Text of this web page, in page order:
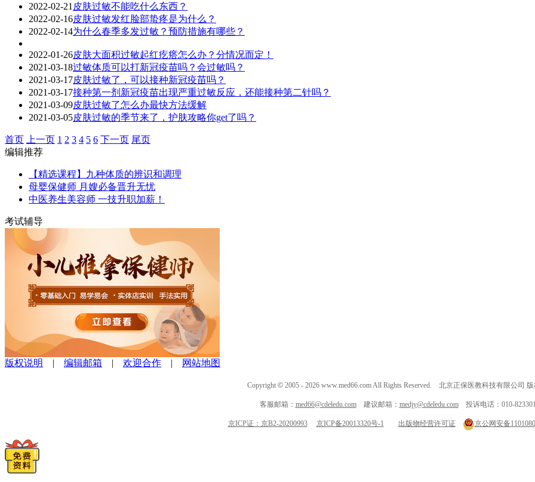
2022-02-21 皮肤过敏不能吃什么东西？
2022-02-16皮肤过敏发红脸部蛰疼是为什么？
2022-02-14为什么春季多发过敏？预防措施有哪些？
2022-01-26皮肤大面积过敏起红疙瘩怎么办？分情况而定！
2021-03-18过敏体质可以打新冠疫苗吗？会过敏吗？
2021-03-17​皮肤过敏了，可以接种新冠疫苗吗？
2021-03-17接种第一剂新冠疫苗出现严重过敏反应，还能接种第二针吗？
2021-03-09皮肤过敏了怎么办最快方法缓解
2021-03-05皮肤过敏的季节来了，护肤攻略你get了吗？
首页 上一页 1 2 3 4 5 6 下一页 尾页
编辑推荐
【精选课程】九种体质的辨识和调理
母婴保健师 月嫂必备晋升无忧
中医养生美容师 一技升职加薪！
考试辅导
版权说明 | 编辑邮箱 | 欢迎合作 | 网站地图
Copyright © 2005 - 2026 www.med66.com All Rights Reserved. 北京正保医教科技有限公司
客服邮箱： med66@cdeledu.com建议邮箱： medjy@cdeledu.com投诉电话：010-
京ICP证：京B2-20200993 京ICP备20013320号-1 出版物经营许可证 京公网安备